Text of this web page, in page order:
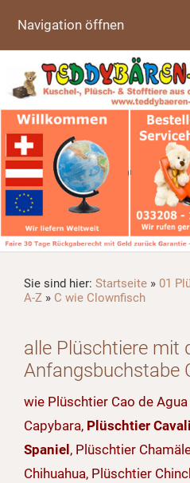
Navigation öffnen
Sie sind hier: Startseite » 01
A-Z » C wie Clownfisch
alle Plüschtiere mit
Anfangsbuchstabe
wie Plüschtier Cao de
Capybara, Plüschtier
Spaniel , Plüschtier
Chihuahua, Plüschtier